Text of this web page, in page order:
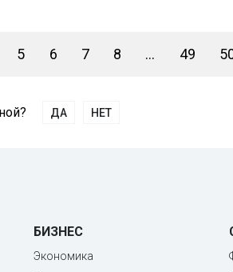
5 6 7 8 ... 49
ДА НЕТ
БИЗНЕС
Экономика